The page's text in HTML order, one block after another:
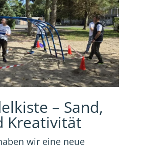
– Sand,
Kreativität
wir eine neue